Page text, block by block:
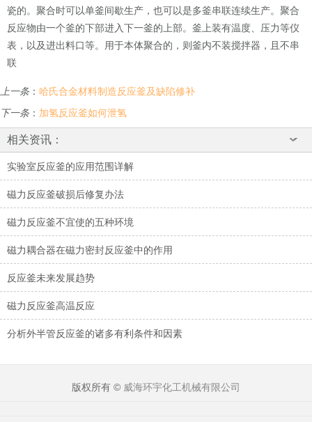
瓷的。聚合时可以单釜间歇生产，也可以是多釜串联连续生产。聚合
反应物由一个釜的下部进入下一釜的上部。釜上装有温度、压力等仪
表，以及进出料口等。用于本体聚合的，则釜内不装搅拌器，且不串
联
上一条： 哈氏合金材料制造反应釜及缺陷修补
下一条： 加氢反应釜如何泄氢
相关资讯：
实验室反应釜的应用范围详解
磁力反应釜破损后修复办法
磁力反应釜不宜使的五种环境
磁力耦合器在磁力密封反应釜中的作用
反应釜未来发展趋势
磁力反应釜高温反应
分析外半管反应釜的诸多有利条件和因素
版权所有 © 威海环宇化工机械有限公司